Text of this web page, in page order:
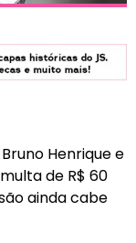
Henrique e
de R$ 60
ainda cabe